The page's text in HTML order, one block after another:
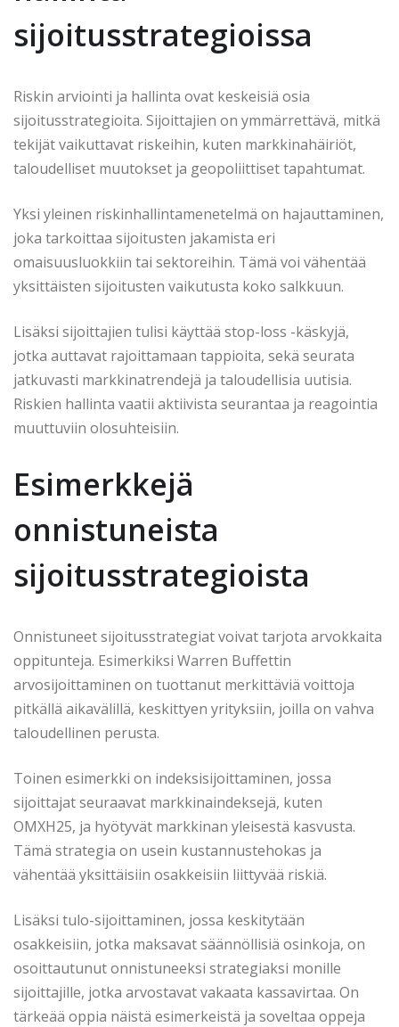
sijoitusstrategioissa
Riskin arviointi ja hallinta ovat keskeisiä osia
sijoitusstrategioita. Sijoittajien on ymmärrettävä, mitkä
tekijät vaikuttavat riskeihin, kuten markkinahäiriöt,
taloudelliset muutokset ja geopoliittiset tapahtumat.
Yksi yleinen riskinhallintamenetelmä on hajauttaminen,
joka tarkoittaa sijoitusten jakamista eri
omaisuusluokkiin tai sektoreihin. Tämä voi vähentää
yksittäisten sijoitusten vaikutusta koko salkkuun.
Lisäksi sijoittajien tulisi käyttää stop-loss -käskyjä,
jotka auttavat rajoittamaan tappioita, sekä seurata
jatkuvasti markkinatrendejä ja taloudellisia uutisia.
Riskien hallinta vaatii aktiivista seurantaa ja reagointia
muuttuviin olosuhteisiin.
Esimerkkejä
onnistuneista
sijoitusstrategioista
Onnistuneet sijoitusstrategiat voivat tarjota arvokkaita
oppitunteja. Esimerkiksi Warren Buffettin
arvosijoittaminen on tuottanut merkittäviä voittoja
pitkällä aikavälillä, keskittyen yrityksiin, joilla on vahva
taloudellinen perusta.
Toinen esimerkki on indeksisijoittaminen, jossa
sijoittajat seuraavat markkinaindeksejä, kuten
OMXH25, ja hyötyvät markkinan yleisestä kasvusta.
Tämä strategia on usein kustannustehokas ja
vähentää yksittäisiin osakkeisiin liittyvää riskiä.
Lisäksi tulo-sijoittaminen, jossa keskitytään
osakkeisiin, jotka maksavat säännöllisiä osinkoja, on
osoittautunut onnistuneeksi strategiaksi monille
sijoittajille, jotka arvostavat vakaata kassavirtaa. On
tärkeää oppia näistä esimerkeistä ja soveltaa oppeja